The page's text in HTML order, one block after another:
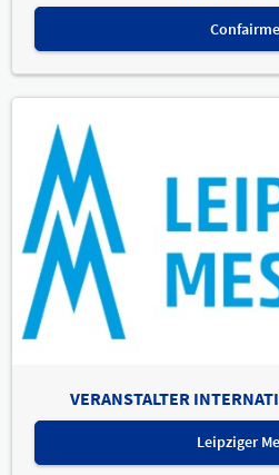
VERANSTALTER
Leipziger